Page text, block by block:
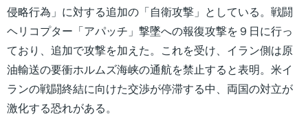
侵略行為」に対する追加の「自衛攻撃」としている。戦闘
ヘリコプター「アパッチ」撃墜への報復攻撃を９日に行っ
ており、追加で攻撃を加えた。これを受け、イラン側は原
油輸送の要衝ホルムズ海峡の通航を禁止すると表明。米イ
ランの戦闘終結に向けた交渉が停滞する中、両国の対立が
激化する恐れがある。